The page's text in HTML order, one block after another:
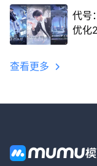
代号
优化
查看更多